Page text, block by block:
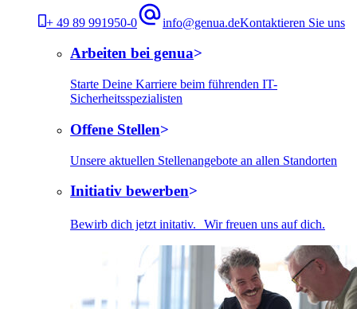
+ 49 89 991950-0 info@genua.deKontaktieren Sie uns
Arbeiten bei genua
Starte Deine Karriere beim führenden IT-
Sicherheitsspezialisten
Offene Stellen
Unsere aktuellen Stellenangebote an allen Standorten
Initiativ bewerben
Bewirb dich jetzt initativ. Wir freuen uns auf dich.